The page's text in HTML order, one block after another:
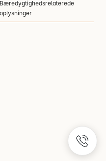
Bæredygtighedsrelaterede
oplysninger